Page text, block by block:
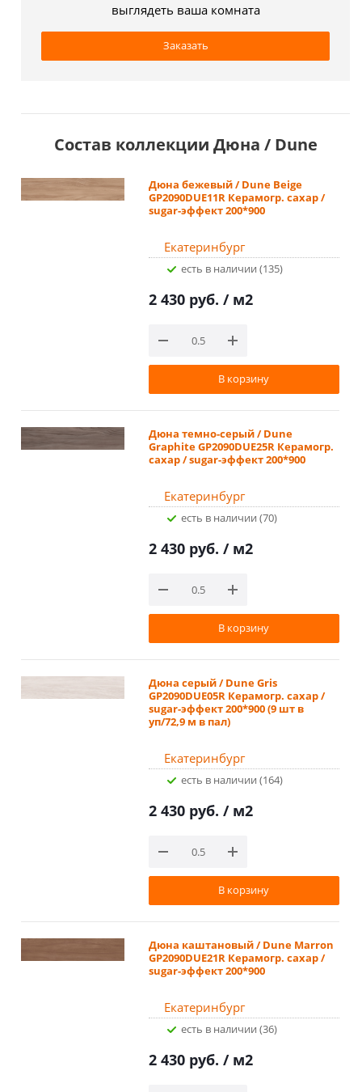
выглядеть ваша комната
Заказать
Состав коллекции Дюна / Dune
Дюна бежевый / Dune Beige
GP2090DUE11R Керамогр. сахар /
sugar-эффект 200*900
Екатеринбург
Есть в наличии (135)
2 430 руб. / м2
В корзину
Дюна темно-серый / Dune
Graphite GP2090DUE25R Керамогр.
сахар / sugar-эффект 200*900
Екатеринбург
Есть в наличии (70)
2 430 руб. / м2
В корзину
Дюна серый / Dune Gris
GP2090DUE05R Керамогр. сахар /
sugar-эффект 200*900 (9 шт в
уп/72,9 м в пал)
Екатеринбург
Есть в наличии (164)
2 430 руб. / м2
В корзину
Дюна каштановый / Dune Marron
GP2090DUE21R Керамогр. сахар /
sugar-эффект 200*900
Екатеринбург
Есть в наличии (36)
2 430 руб. / м2